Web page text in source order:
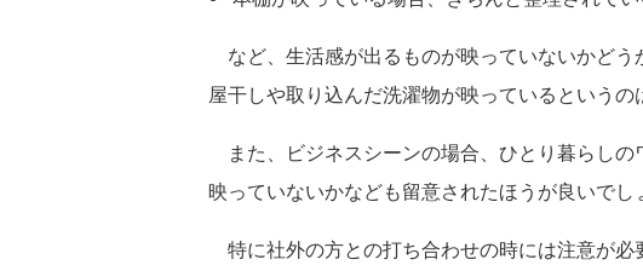
など、生活感が出るものが映っていないかど
屋干しや取り込んだ洗濯物が映っているというの
また、ビジネスシーンの場合、ひとり暮らし
映っていないかなども留意されたほうが良いでし
特に社外の方との打ち合わせの時には注意が